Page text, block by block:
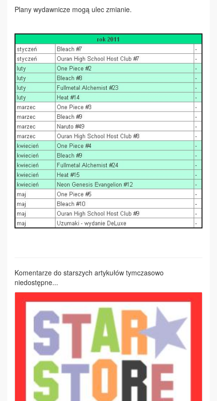
Plany wydawnicze mogą ulec zmianie.
Komentarze do starszych artykułów tymczasowo
niedostępne...